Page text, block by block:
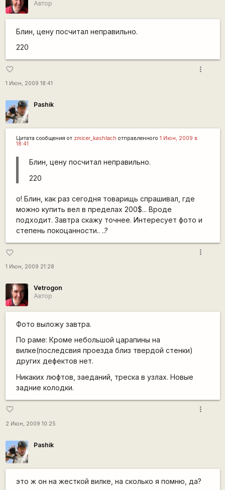
Автор
Блин, цену посчитал неправильно.
220
favorite_border
1 Июн, 2009 18:41
more_vert
Pashik
Цитата сообщения от zmicer_kashlach отправленного 1 Июн, 2009 в
18:41
Блин, цену посчитал неправильно.
220
о! Блин, как раз сегодня товарищь спрашивал, где
можно купить вел в пределах 200$... Вроде
подходит. Завтра скажу точнее. Интересует фото и
степень покоцанности.. ..?
favorite_border
1 Июн, 2009 21:28
more_vert
Vetrogon
Автор
Фото выложу завтра.
По раме: Кроме небольшой царапины на
вилке(последсвия проезда близ твердой стенки)
других дефектов нет.
Никаких люфтов, заеданий, треска в узлах. Новые
задние колодки.
favorite_border
2 Июн, 2009 10:25
more_vert
Pashik
это ж он на жесткой вилке, на сколько я помню, да?